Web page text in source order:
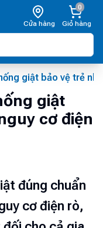
Cửa hàng
0
Giỏ hàng
giật bảo vệ trẻ
giật
cơ điện
đúng chuẩn
cơ điện rò,